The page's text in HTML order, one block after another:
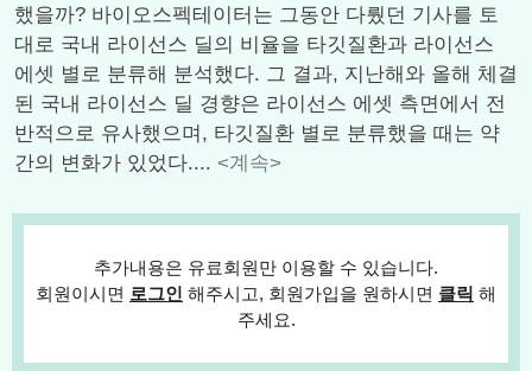
했을까? 바이오스펙테이터는 그동안 다뤘던 기사를 토
대로 국내 라이선스 딜의 비율을 타깃질환과 라이선스
에셋 별로 분류해 분석했다. 그 결과, 지난해와 올해 체결
된 국내 라이선스 딜 경향은 라이선스 에셋 측면에서 전
반적으로 유사했으며, 타깃질환 별로 분류했을 때는 약
간의 변화가 있었다.... <계속>
추가내용은 유료회원만 이용할 수 있습니다.
회원이시면 로그인 해주시고, 회원가입을 원하시면 클릭 해
주세요.